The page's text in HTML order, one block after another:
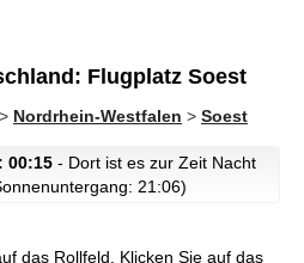
Flugplatz Soest
> Nordrhein-Westfalen > Soest
00:15 - Dort ist es zur Zeit Nacht
21:06)
das Rollfeld.
Klicken Sie auf das